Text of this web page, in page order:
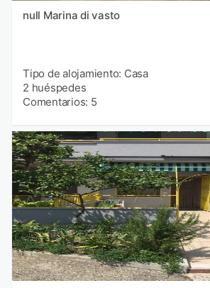
null Marina di vasto
Tipo de alojamiento: Casa
2 huéspedes
Comentarios: 5